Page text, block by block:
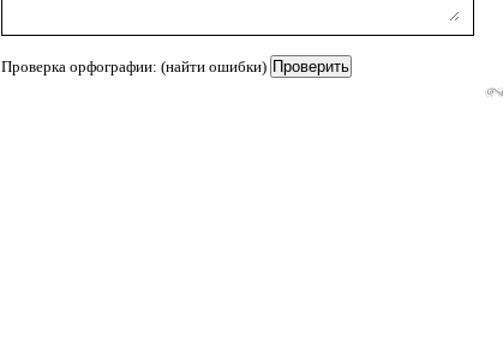
Проверка орфографии: (найти ошибки)